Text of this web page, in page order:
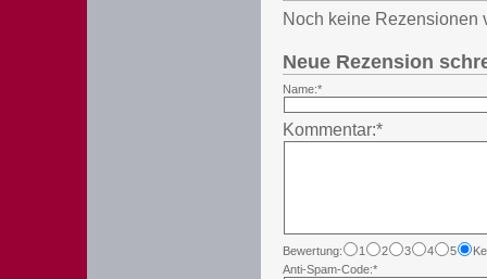
Noch keine Rezensionen
Neue Rezension
Name:*
Kommentar:*
Bewertung: 1 2 3 4 5
Anti-Spam-Code:*